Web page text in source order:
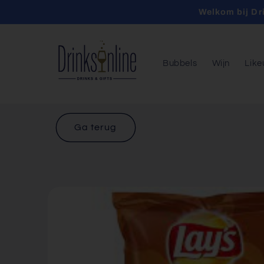
content
Welkom bij
Bubbels Wijn
Ga terug
Ga direct naar
productinformatie